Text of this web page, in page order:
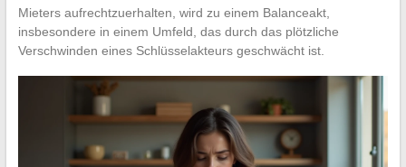
Mieters aufrechtzuerhalten, wird zu einem Balanceakt,
insbesondere in einem Umfeld, das durch das plötzliche
Verschwinden eines Schlüsselakteurs geschwächt ist.